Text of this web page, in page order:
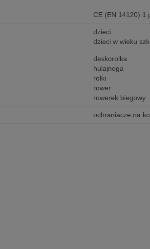
CE (EN 14120) 1
dzieci
dzieci w wieku
deskorolka
hulajnoga
rolki
rower
rowerek biegowy
ochraniacze na